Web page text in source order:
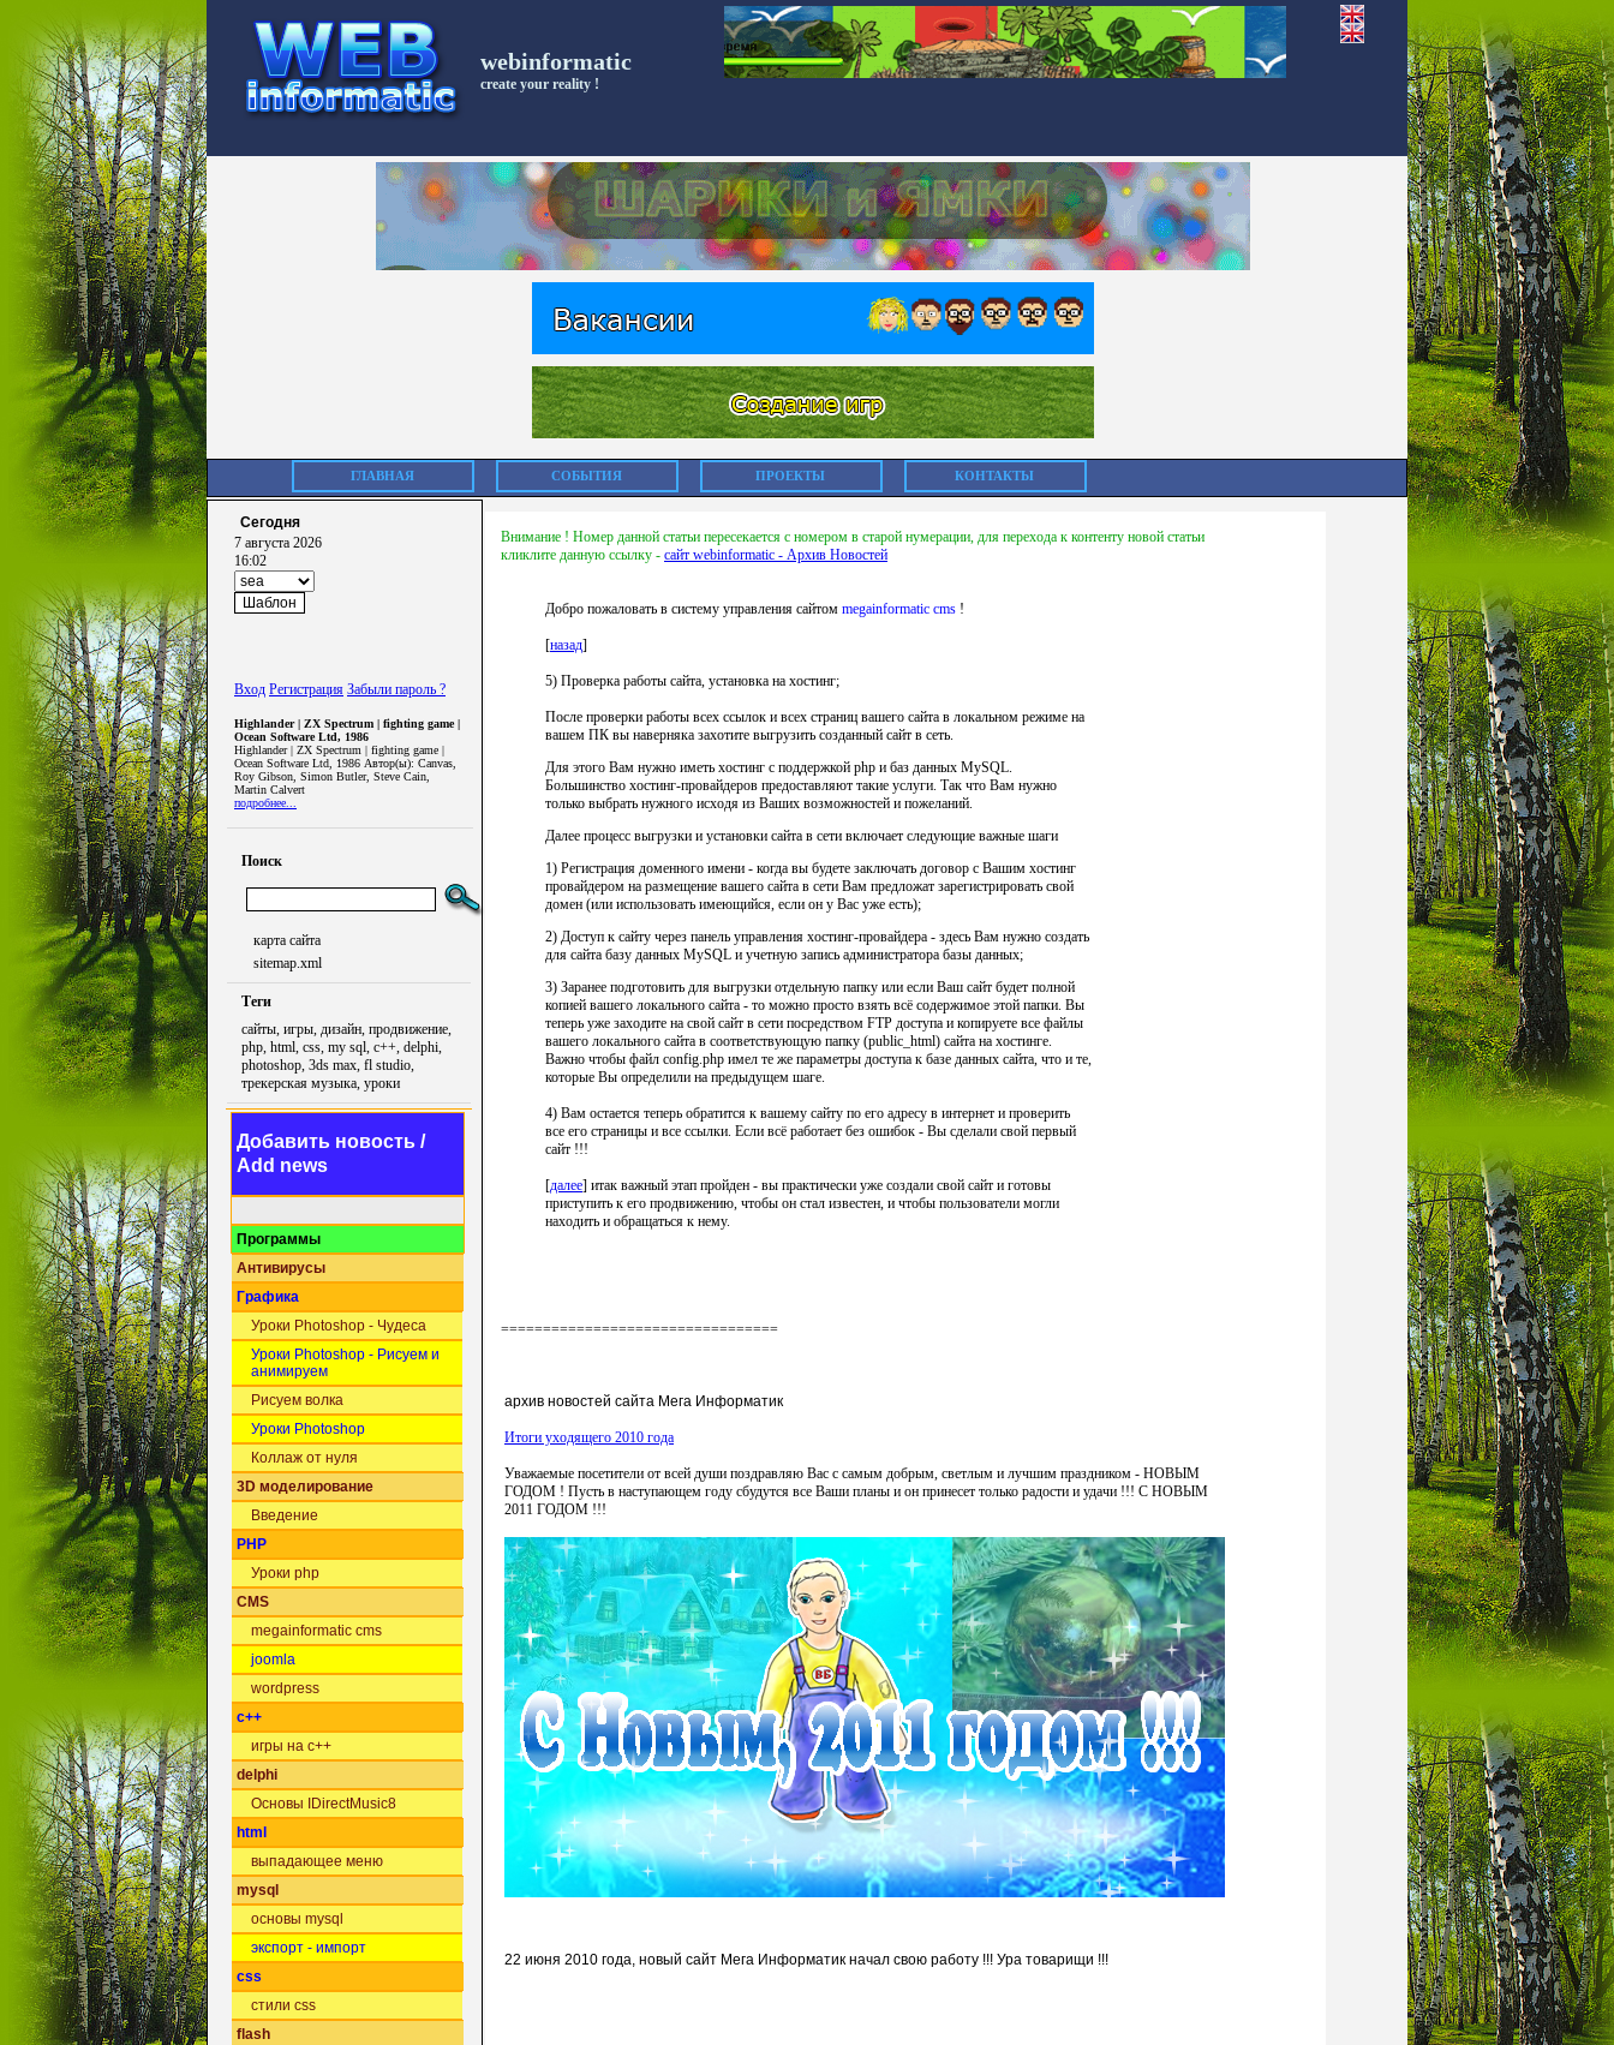
webinformatic
create your reality !
ГЛАВНАЯ СОБЫТИЯ ПРОЕКТЫ КОНТАКТЫ
Сегодня
7 августа 2026
16:02
Вход Регистрация Забыли пароль ?
Highlander | ZX Spectrum | fighting game |
Ocean Software Ltd, 1986
Highlander | ZX Spectrum | fighting game |
Ocean Software Ltd, 1986 Автор(ы): Canvas,
Roy Gibson, Simon Butler, Steve Cain,
Martin Calvert
подробнее...
Поиск
карта сайта
sitemap.xml
Теги
сайты, игры, дизайн, продвижение,
php, html, css, my sql, c++, delphi,
photoshop, 3ds max, fl studio,
трекерская музыка, уроки
Добавить новость /
Add news
Программы
Антивирусы
Графика
Уроки Photoshop - Чудеса
Уроки Photoshop - Рисуем и
анимируем
Рисуем волка
Уроки Photoshop
Коллаж от нуля
3D моделирование
Введение
PHP
Уроки php
CMS
megainformatic cms
joomla
wordpress
c++
игры на c++
delphi
Основы IDirectMusic8
html
выпадающее меню
mysql
основы mysql
экспорт - импорт
css
стили css
flash
Внимание ! Номер данной статьи пересекается с номером в старой нумерации, для перехода к контенту новой статьи
кликлите данную ссылку - сайт webinformatic - Архив Новостей
Добро пожаловать в систему управления сайтом megainformatic cms !
[назад]
5) Проверка работы сайта, установка на хостинг;
После проверки работы всех ссылок и всех страниц вашего сайта в локальном режиме на
вашем ПК вы наверняка захотите выгрузить созданный сайт в сеть.
Для этого Вам нужно иметь хостинг с поддержкой php и баз данных MySQL.
Большинство хостинг-провайдеров предоставляют такие услуги. Так что Вам нужно
только выбрать нужного исходя из Ваших возможностей и пожеланий.
Далее процесс выгрузки и установки сайта в сети включает следующие важные шаги
1) Регистрация доменного имени - когда вы будете заключать договор с Вашим хостинг
провайдером на размещение вашего сайта в сети Вам предложат зарегистрировать свой
домен (или использовать имеющийся, если он у Вас уже есть);
2) Доступ к сайту через панель управления хостинг-провайдера - здесь Вам нужно создать
для сайта базу данных MySQL и учетную запись администратора базы данных;
3) Заранее подготовить для выгрузки отдельную папку или если Ваш сайт будет полной
копией вашего локального сайта - то можно просто взять всё содержимое этой папки. Вы
теперь уже заходите на свой сайт в сети посредством FTP доступа и копируете все файлы
вашего локального сайта в соответствующую папку (public_html) сайта на хостинге.
Важно чтобы файл config.php имел те же параметры доступа к базе данных сайта, что и те,
которые Вы определили на предыдущем шаге.
4) Вам остается теперь обратится к вашему сайту по его адресу в интернет и проверить
все его страницы и все ссылки. Если всё работает без ошибок - Вы сделали свой первый
сайт !!!
[далее] итак важный этап пройден - вы практически уже создали свой сайт и готовы
приступить к его продвижению, чтобы он стал известен, и чтобы пользователи могли
находить и обращаться к нему.
=================================
архив новостей сайта Мега Информатик
Итоги уходящего 2010 года
Уважаемые посетители от всей души поздравляю Вас с самым добрым, светлым и лучшим праздником - НОВЫМ
ГОДОМ ! Пусть в наступающем году сбудутся все Ваши планы и он принесет только радости и удачи !!! С НОВЫМ
2011 ГОДОМ !!!
22 июня 2010 года, новый сайт Мега Информатик начал свою работу !!! Ура товарищи !!!